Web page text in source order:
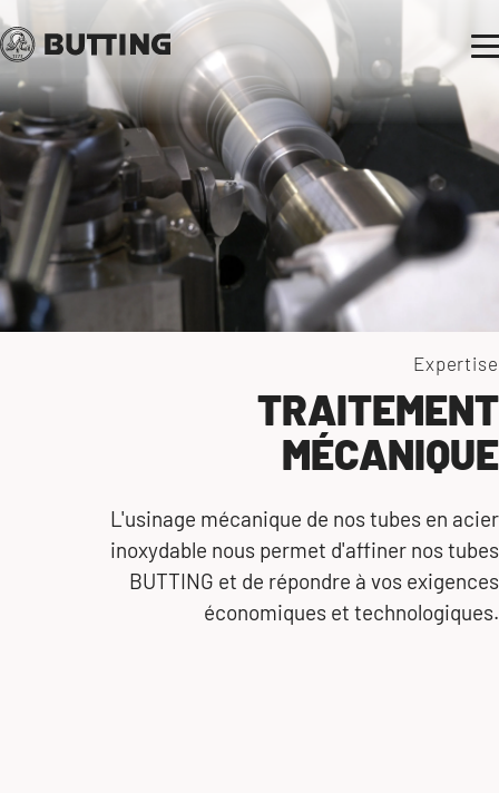
Expertise
TRAITEMENT
MÉCANIQUE
L'usinage mécanique de nos tubes en acier
inoxydable nous permet d'affiner nos tubes
BUTTING et de répondre à vos exigences
économiques et technologiques.